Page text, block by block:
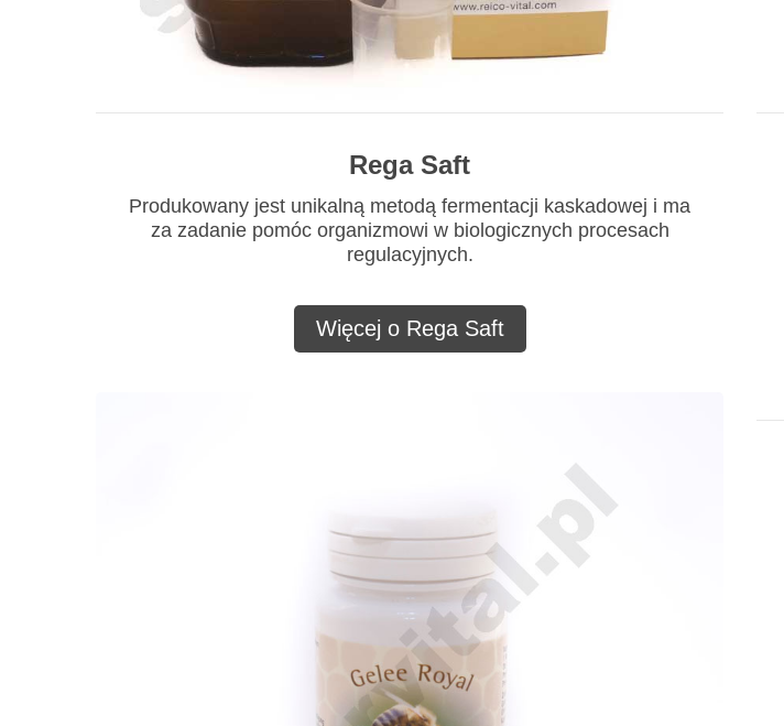
Rega Saft
Produkowany jest unikalną metodą fermentacji kaskadowej i ma
za zadanie pomóc organizmowi w biologicznych procesach
regulacyjnych.
Więcej o Rega Saft